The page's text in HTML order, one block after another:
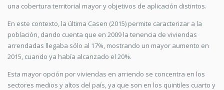
una cobertura territorial mayor y objetivos de aplicación distintos.
En este contexto, la última Casen (2015) permite caracterizar a la
población, dando cuenta que en 2009 la tenencia de viviendas
arrendadas llegaba sólo al 17%, mostrando un mayor aumento en
2015, cuando ya había alcanzado el 20%.
Esta mayor opción por viviendas en arriendo se concentra en los
sectores medios y altos del país, ya que son en los quintiles cuarto y